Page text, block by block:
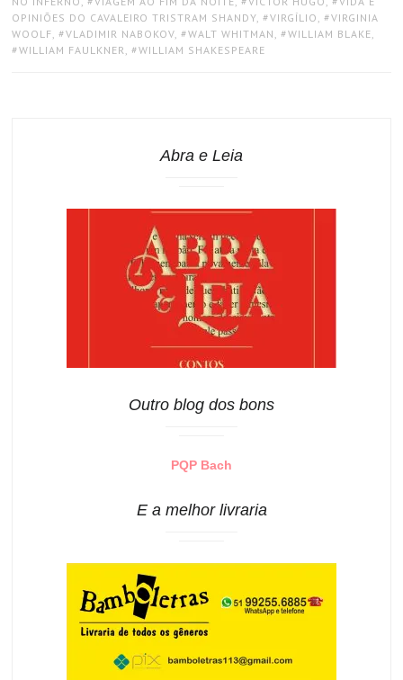
OPINIÕES DO CAVALEIRO TRISTRAM SHANDY, VIRGÍLIO , VIRGINIA
WOOLF, VLADIMIR NABOKOV, WALT WHITMAN , WILLIAM BLAKE,
WILLIAM FAULKNER, WILLIAM SHAKESPEARE
Abra e Leia
Outro blog dos bons
PQP Bach
E a melhor livraria